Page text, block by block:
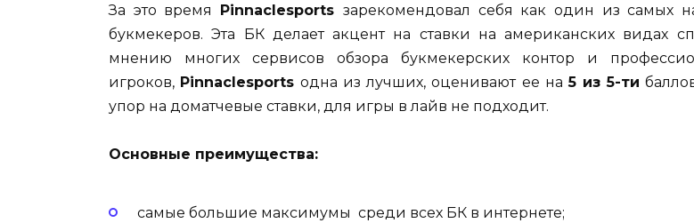
За это время
Pinnaclesports зарекомендовал себя как один из самых
букмекеров. Эта БК делает акцент на ставки на американских видах
мнению многих сервисов обзора букмекерских контор и
игроков, Pinnaclesports одна из лучших, оценивают ее на5 из 5-ти
упор на доматчевые ставки, для игры в лайв не подходит.
Основные преимущества:
самые большие максимумы среди всех БК в интернете;